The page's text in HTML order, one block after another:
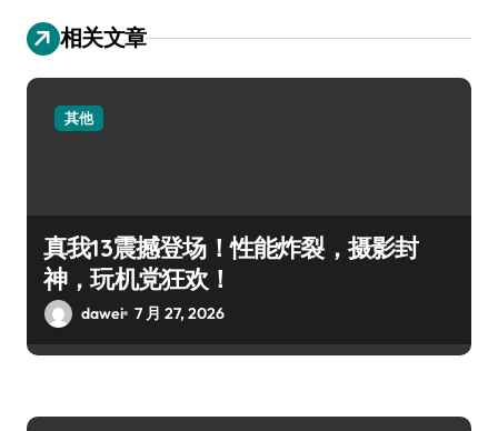
相关文章
其他
真我13震撼登场！性能炸裂，摄影封
神，玩机党狂欢！
dawei 7 月 27, 2026